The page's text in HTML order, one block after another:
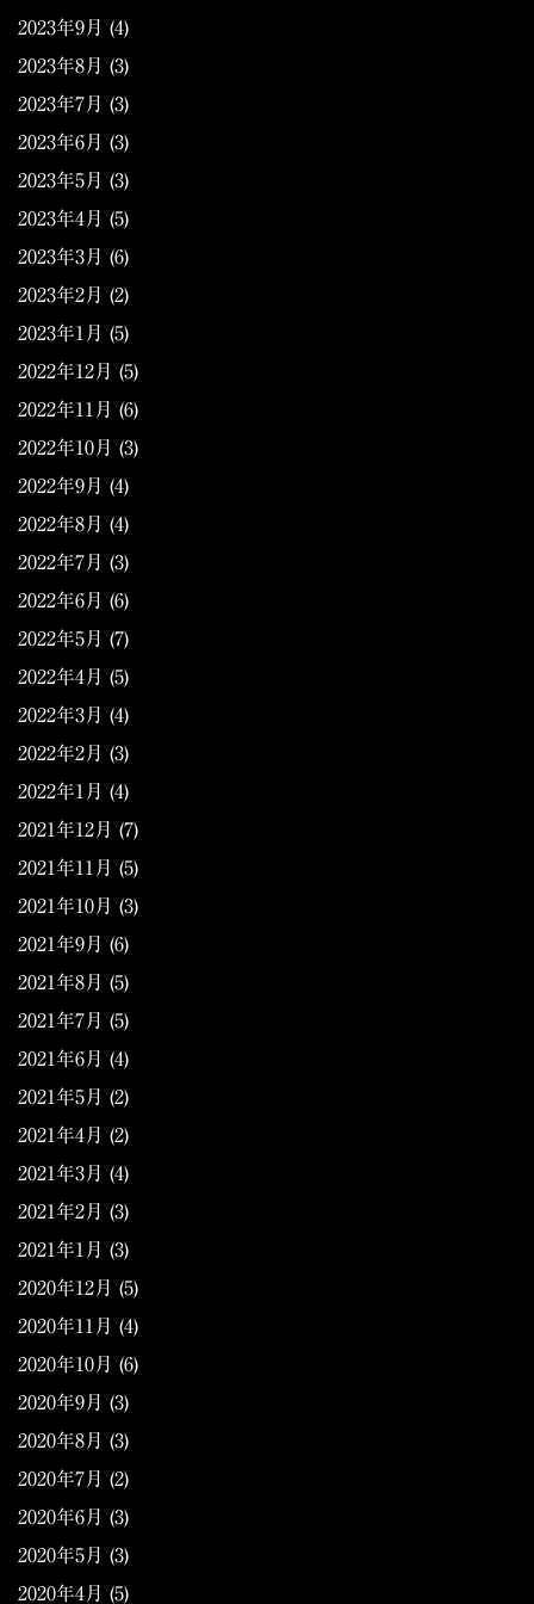
2023年9月 (4)
2023年8月 (3)
2023年7月 (3)
2023年6月 (3)
2023年5月 (3)
2023年4月 (5)
2023年3月 (6)
2023年2月 (2)
2023年1月 (5)
2022年12月 (5)
2022年11月 (6)
2022年10月 (3)
2022年9月 (4)
2022年8月 (4)
2022年7月 (3)
2022年6月 (6)
2022年5月 (7)
2022年4月 (5)
2022年3月 (4)
2022年2月 (3)
2022年1月 (4)
2021年12月 (7)
2021年11月 (5)
2021年10月 (3)
2021年9月 (6)
2021年8月 (5)
2021年7月 (5)
2021年6月 (4)
2021年5月 (2)
2021年4月 (2)
2021年3月 (4)
2021年2月 (3)
2021年1月 (3)
2020年12月 (5)
2020年11月 (4)
2020年10月 (6)
2020年9月 (3)
2020年8月 (3)
2020年7月 (2)
2020年6月 (3)
2020年5月 (3)
2020年4月 (5)